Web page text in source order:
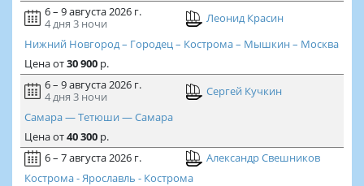
6 – 9 августа 2026 г.
4 дня 3 ночи
Леонид Красин
Нижний Новгород – Городец – Кострома – Мышкин – Москва
Ценаот30 900р.
6 – 9 августа 2026 г.
4 дня 3 ночи
Сергей Кучкин
Самара — Тетюши — Самара
Ценаот40 300р.
6 – 7 августа 2026 г.
Александр Свешников
Кострома - Ярославль - Кострома